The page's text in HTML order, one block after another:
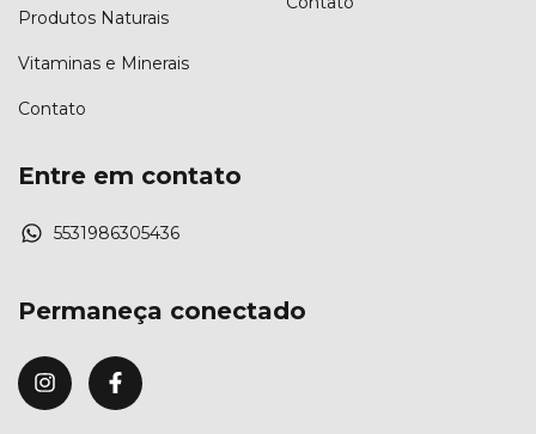
Produtos Naturais
Vitaminas e Minerais
Contato
Entre em contato
5531986305436
Permaneça conectado